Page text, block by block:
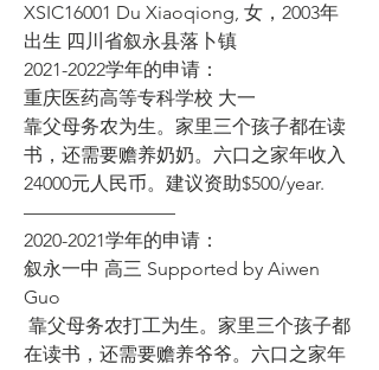
XSIC16001 Du Xiaoqiong, 女，2003年
出生 四川省叙永县落卜镇
2021-2022学年的申请：
重庆医药高等专科学校 大一
靠父母务农为生。家里三个孩子都在读
书，还需要赡养奶奶。六口之家年收入
24000元人民币。建议资助$500/year.
————————
2020-2021学年的申请：
叙永一中 高三 Supported by Aiwen
Guo
在读书，还需要赡养爷爷。六口之家年